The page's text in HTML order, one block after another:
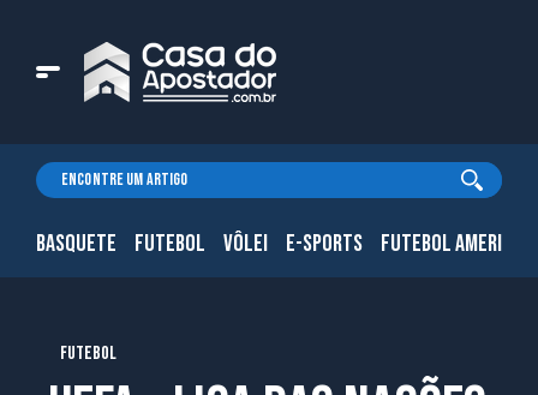
BASQUETE FUTEBOL VÔLEI E-SPORTS FUTEBOL
FUTEBOL